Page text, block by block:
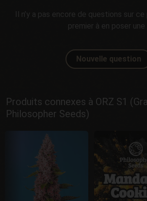
Il n’y a pas encore de questions sur
premier à en poser une
Nouvelle question
Produits connexes à ORZ S1
Philosopher Seeds)